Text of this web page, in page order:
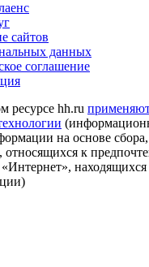
сайтов
данных
соглашение
ресурсе hh.ru
на основе
относящихся к
«Интернет»,